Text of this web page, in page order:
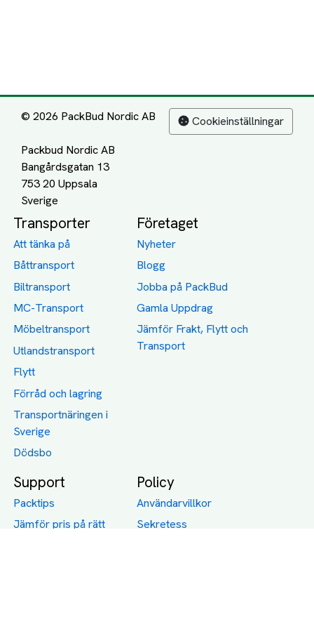
© 2026 PackBud Nordic AB
Packbud Nordic AB
Bangårdsgatan 13
753 20 Uppsala
Cookieinställningar
Transporter
Att tänka på
Båttransport
Biltransport
MC-Transport
Möbeltransport
Utlandstransport
Flytt
Förråd och lagring
Transportnäringen i
Sverige
Dödsbo
Företaget
Nyheter
Blogg
Jobba på PackBud
Gamla Uppdrag
Jämför Frakt, Flytt och
Transport
Support
Packtips
Jämför pris på rätt
Policy
Användarvillkor
Sekretess